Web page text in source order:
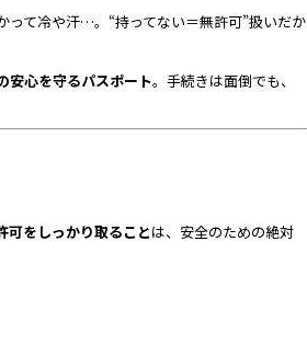
って冷や汗…。“持ってない＝無許可”扱いだか
安心を守るパスポート。手続きは面倒でも、
可をしっかり取ることは、安全のための絶対